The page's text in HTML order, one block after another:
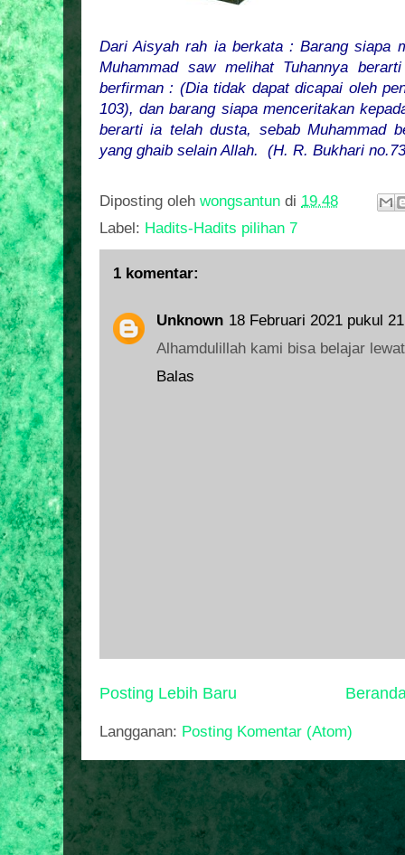
Dari Aisyah rah ia berkata : Barang siapa
Muhammad saw melihat Tuhannya
berfirman : (Dia tidak dapat dicapai oleh
103), dan barang siapa menceritakan
berarti ia telah dusta, sebab Muhammad
yang ghaib selain Allah.
(H. R. Bukhari
Diposting oleh wongsantun di 19.48
Label: Hadits-Hadits pilihan 7
1 komentar:
Unknown 18 Februari 2021 pukul
Alhamdulillah kami bisa belajar
Balas
Posting Lebih Baru
Langganan: Posting Komentar (Atom)